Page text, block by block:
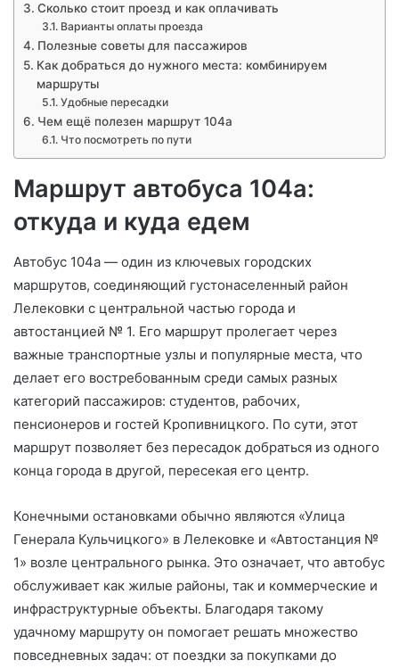
Сколько стоит проезд и как оплачивать
Варианты оплаты проезда
Полезные советы для пассажиров
Как добраться до нужного места: комбинируем
маршруты
Удобные пересадки
Чем ещё полезен маршрут 104а
Что посмотреть по пути
Маршрут автобуса 104а:
откуда и куда едем
Автобус 104а — один из ключевых городских
маршрутов, соединяющий густонаселенный район
Лелековки с центральной частью города и
автостанцией № 1. Его маршрут пролегает через
важные транспортные узлы и популярные места, что
делает его востребованным среди самых разных
категорий пассажиров: студентов, рабочих,
пенсионеров и гостей Кропивницкого. По сути, этот
маршрут позволяет без пересадок добраться из одного
конца города в другой, пересекая его центр.
Конечными остановками обычно являются «Улица
Генерала Кульчицкого» в Лелековке и «Автостанция №
1» возле центрального рынка. Это означает, что автобус
обслуживает как жилые районы, так и коммерческие и
инфраструктурные объекты. Благодаря такому
удачному маршруту он помогает решать множество
повседневных задач: от поездки за покупками до